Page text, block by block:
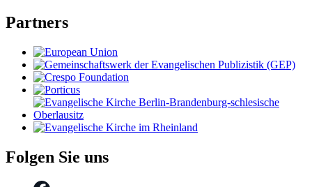
Partners
Folgen Sie uns